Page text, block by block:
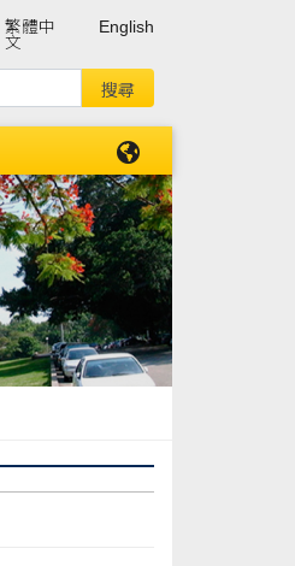
繁體中
文
English